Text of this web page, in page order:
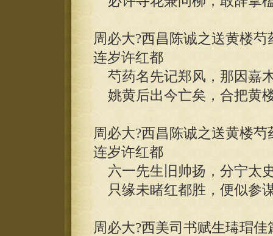
周必大?西昌陈诚之送黄楼
连岁许红都
芍药名先记郑风，那因嘉
姚黄后出今亡矣，合把黄
周必大?西昌陈诚之送黄楼
连岁许红都
六一先生旧帅扬，分宁太
只缘未睹红都胜，便似参
周必大?西美司书赋生瑇瑁